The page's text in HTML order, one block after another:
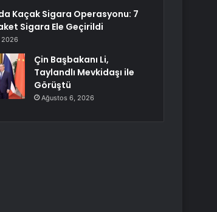
Kaçak Sigara Operasyonu: 7
Sigara Ele Geçirildi
2026
Çin Başbakanı Li,
Taylandlı Mevkidaşı ile
Görüştü
Ağustos 6, 2026